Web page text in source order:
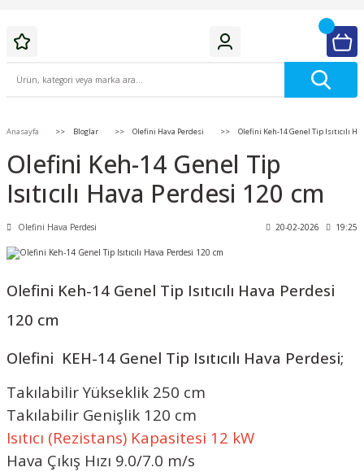
Anasayfa Bloglar Olefini Hava Perdesi Olefini Keh-14 Genel Tip Isıtıcılı
Olefini Keh-14 Genel Tip
Isıtıcılı Hava Perdesi 120 cm
Olefini Hava Perdesi 20-02-2026 19:25
Olefini Keh-14 Genel Tip Isıtıcılı Hava Perdesi
120 cm
Olefini KEH-14 Genel Tip Isıtıcılı Hava Perdesi;
Takılabilir Yükseklik 250 cm
Takılabilir Genişlik 120 cm
Isıtıcı (Rezistans) Kapasitesi 12 kW
Hava Çıkış Hızı 9.0/7.0 m/s